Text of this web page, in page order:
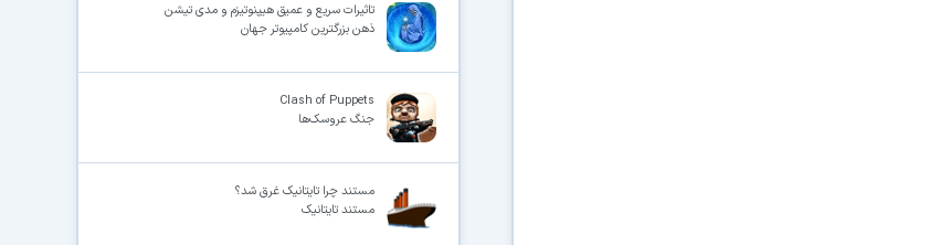
تاثیرات سریع و عمیق هیپنوتیزم و مدی تیشن
ذهن بزرگترین کامپیوتر جهان
Clash of Puppets
جنگ عروسک‌ها
مستند چرا تایتانیک غرق شد؟
مستند تایتانیک